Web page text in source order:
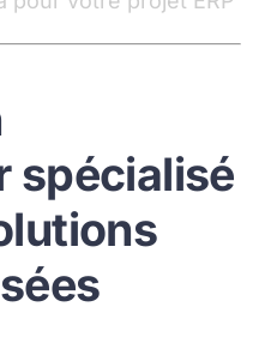
spécialisé